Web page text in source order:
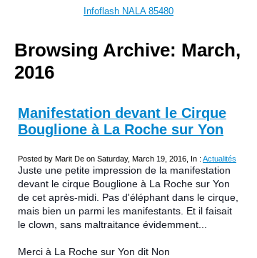
Infoflash NALA 85480
Browsing Archive: March,
2016
Manifestation devant le Cirque
Bouglione à La Roche sur Yon
Posted by Marit De on Saturday, March 19, 2016, In : Actualités
Juste une petite impression de la manifestation
devant le cirque Bouglione à La Roche sur Yon
de cet après-midi. Pas d'éléphant dans le cirque,
mais bien un parmi les manifestants. Et il faisait
le clown, sans maltraitance évidemment...
Merci à La Roche sur Yon dit Non